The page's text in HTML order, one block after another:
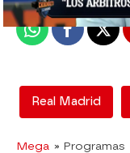
WhatsappFacebook
X
Real Madrid
Mega » Programas